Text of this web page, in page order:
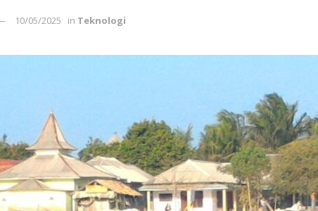
10/05/2025 in Teknologi